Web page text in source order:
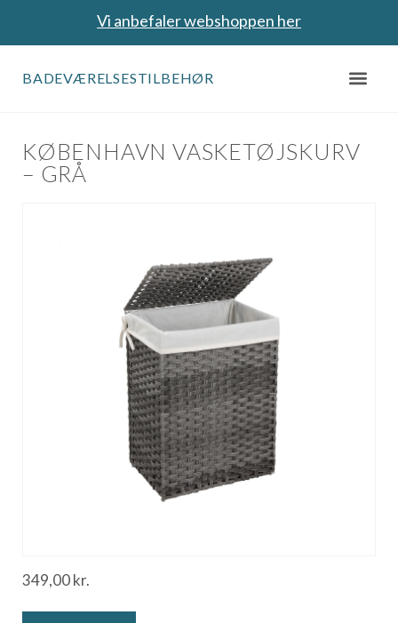
Vi anbefaler webshoppen her
BADEVÆRELSESTILBEHØR
KØBENHAVN VASKETØJSKURV
– GRÅ
349,00kr.